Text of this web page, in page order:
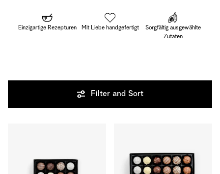
Einzigartige Rezepturen Mit Liebe handgefertigt
Sorgfältig ausgewählte
Zutaten
Filter and Sort